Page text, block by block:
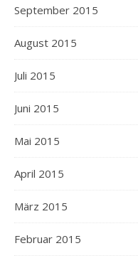
September 2015
August 2015
Juli 2015
Juni 2015
Mai 2015
April 2015
März 2015
Februar 2015